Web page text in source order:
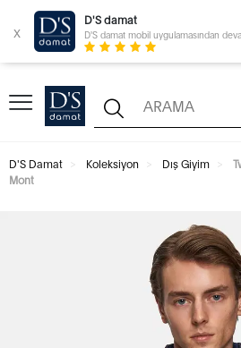
x
D'S damat
D'S damat mobil uygulamasından
D'S Damat Koleksiyon Dış Giyim
Mont